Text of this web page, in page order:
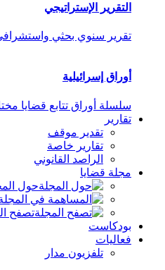
التقرير الإستراتيجي
تقرير سنوي بحثي
أوراق إسرائيلية
سلسلة أوراق تتابع قضايا
تقارير
تقدير موقف
تقارير خاصة
الراصد القانوني
مجلة قضايا
حول
تصفح
بودكاست
فعاليات
تلفزيون مدار